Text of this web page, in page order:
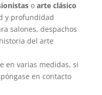
o arte clásico
y profundidad
salones, despachos
del arte
en varias medidas, si
en contacto